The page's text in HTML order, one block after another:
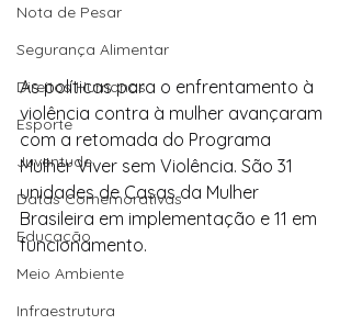
Nota de Pesar
Segurança Alimentar
Direitos Humanos
Esporte
Juventude
Datas Comemorativas
Educação
Meio Ambiente
Infraestrutura
As políticas para o enfrentamento à
violência contra à mulher avançaram
com a retomada do Programa
Mulher Viver sem Violência. São 31
unidades de Casas da Mulher
Brasileira em implementação e 11 em
funcionamento.